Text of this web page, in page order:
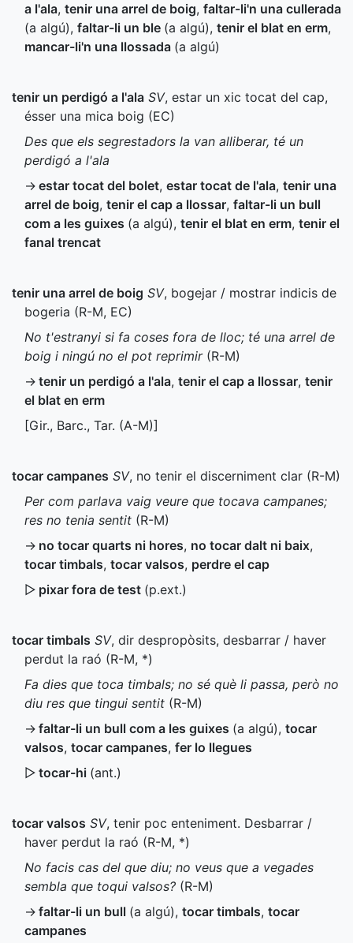
a l'ala, tenir una arrel de boig, faltar-li'n una cullerada
(a algú), faltar-li un ble (a algú), tenir el blat en erm,
mancar-li'n una llossada (a algú)
tenir un perdigó a l'ala SV, estar un xic tocat del cap,
ésser una mica boig (EC)
Des que els segrestadors la van alliberar, té un
perdigó a l'ala
→ estar tocat del bolet, estar tocat de l'ala, tenir una
arrel de boig, tenir el cap a llossar, faltar-li un bull
com a les guixes (a algú), tenir el blat en erm, tenir el
fanal trencat
tenir una arrel de boig SV, bogejar / mostrar indicis de
bogeria (R-M, EC)
No t'estranyi si fa coses fora de lloc; té una arrel de
boig i ningú no el pot reprimir(R-M)
→ tenir un perdigó a l'ala, tenir el cap a llossar, tenir
el blat en erm
[Gir., Barc., Tar. (A-M)]
tocar campanes SV, no tenir el discerniment clar (R-M)
Per com parlava vaig veure que tocava campanes;
res no tenia sentit (R-M)
→ no tocar quarts ni hores, no tocar dalt ni baix,
tocar timbals, tocar valsos, perdre el cap
▷ pixar fora de test (p.ext.)
tocar timbals SV, dir despropòsits, desbarrar / haver
perdut la raó (R-M, *)
Fa dies que toca timbals; no sé què li passa, però no
diu res que tingui sentit (R-M)
→ faltar-li un bull com a les guixes (a algú), tocar
valsos, tocar campanes, fer lo llegues
▷ tocar-hi (ant.)
tocar valsos SV, tenir poc enteniment. Desbarrar /
haver perdut la raó (R-M, *)
No facis cas del que diu; no veus que a vegades
sembla que toqui valsos? (R-M)
→ faltar-li un bull (a algú), tocar timbals, tocar
campanes